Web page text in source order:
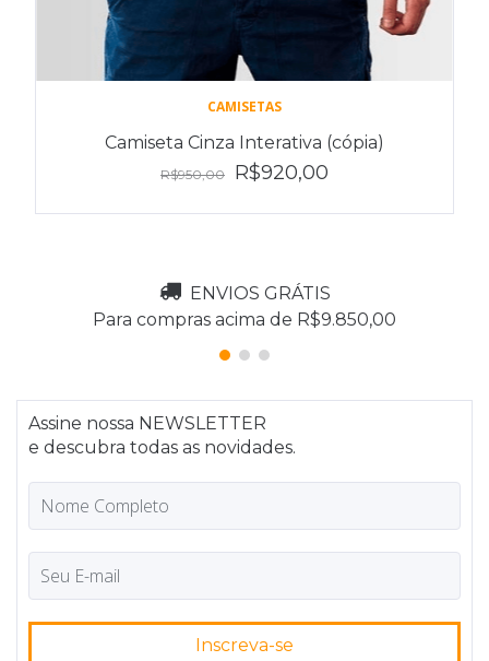
CAMISETAS
Camiseta Cinza Interativa (cópia)
R$950,00 R$920,00
ENVIOS GRÁTIS
Para compras acima de R$9.850,00
Assine nossa NEWSLETTER
e descubra todas as novidades.